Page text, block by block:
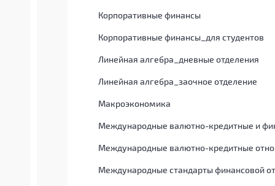
Корпоративные финансы
Корпоративные финансы_для студентов
Линейная алгебра_дневные отделения
Линейная алгебра_заочное отделение
Макроэкономика
Международные валютно-кредитные и
Международные валютно-кредитные
Международные стандарты финансовой